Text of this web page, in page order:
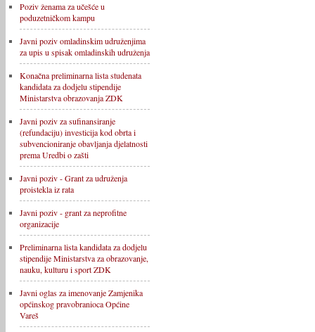
Poziv ženama za učešće u
poduzetničkom kampu
Javni poziv omladinskim udruženjima
za upis u spisak omladinskih udruženja
Konačna preliminarna lista studenata
kandidata za dodjelu stipendije
Ministarstva obrazovanja ZDK
Javni poziv za sufinansiranje
(refundaciju) investicija kod obrta i
subvencioniranje obavljanja djelatnosti
prema Uredbi o zašti
Javni poziv - Grant za udruženja
proistekla iz rata
Javni poziv - grant za neprofitne
organizacije
Preliminarna lista kandidata za dodjelu
stipendije Ministarstva za obrazovanje,
nauku, kulturu i sport ZDK
Javni oglas za imenovanje Zamjenika
općinskog pravobranioca Općine
Vareš